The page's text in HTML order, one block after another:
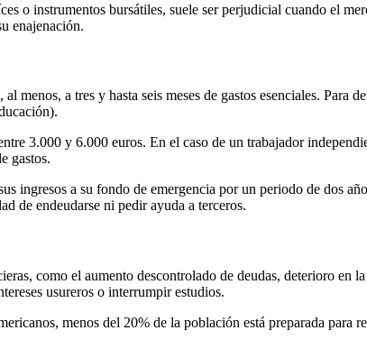
o instrumentos bursátiles, suele ser perjudicial cuando el
enajenación.
a tres y hasta seis meses de gastos esenciales. Para
3.000 y 6.000 euros. En el caso de un trabajador
gastos.
ingresos a su fondo de emergencia por un periodo de dos
de endeudarse ni pedir ayuda a terceros.
como el aumento descontrolado de deudas, deterioro en
usureros o interrumpir estudios.
menos del 20% de la población está preparada para